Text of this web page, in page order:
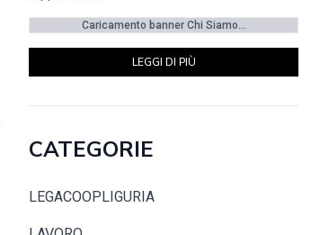
Caricamento banner Chi Siamo...
LEGGI DI PIÙ
CATEGORIE
LEGACOOPLIGURIA